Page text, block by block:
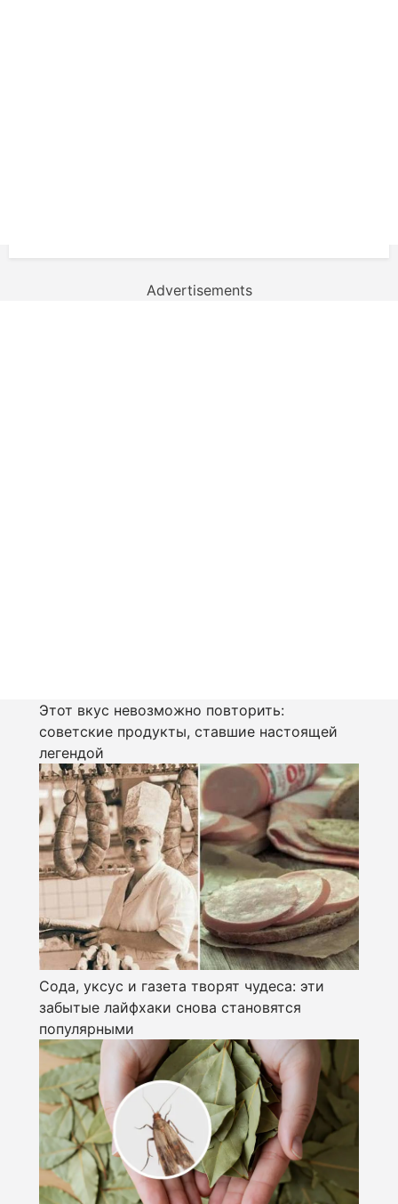
Advertisements
Этот вкус невозможно повторить:
советские продукты, ставшие настоящей
легендой
Сода, уксус и газета творят чудеса: эти
забытые лайфхаки снова становятся
популярными